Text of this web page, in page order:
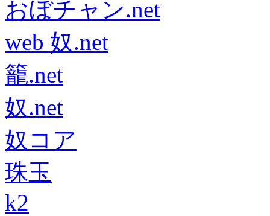
おぼチャン.net
web 奴.net
籠.net
奴.net
奴コア
珠玉
k2